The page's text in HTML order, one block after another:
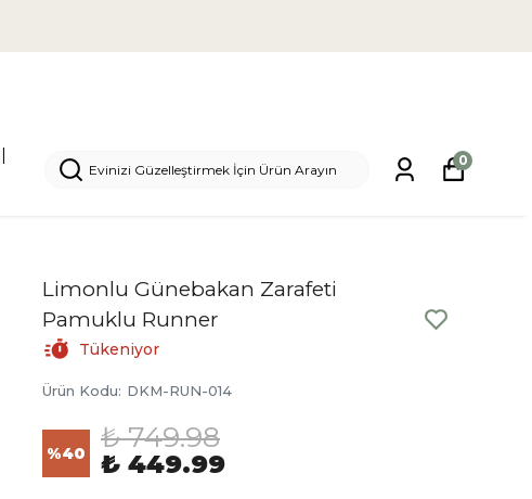
0
Limonlu Günebakan Zarafeti
Pamuklu Runner
Tükeniyor
Ürün Kodu: DKM-RUN-014
%40 ₺ 749.98
₺ 449.99